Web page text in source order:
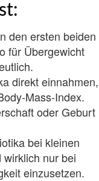
den ersten beiden
für Übergewicht
direkt einnahmen,
Mass-Index.
oder Geburt
bei kleinen
nur bei
einzusetzen.